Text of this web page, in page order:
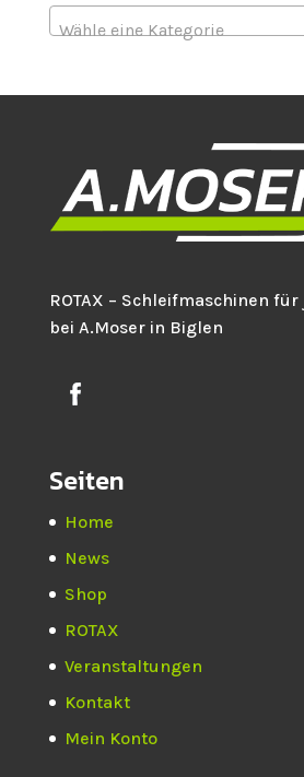
Wähle eine Kategorie
ROTAX – Schleifmaschinen
bei A.Moser in Biglen
Seiten
Home
News
Shop
ROTAX
Veranstaltungen
Kontakt
Mein Konto